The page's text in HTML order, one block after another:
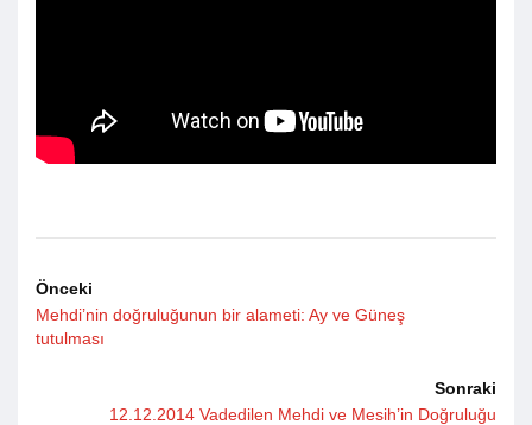
Önceki
Mehdi’nin doğruluğunun bir alameti: Ay ve Güneş
tutulması
Sonraki
12.12.2014 Vadedilen Mehdi ve Mesih’in Doğruluğu